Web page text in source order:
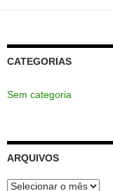
posts
CATEGORIAS
Sem categoria
ARQUIVOS
Arquivos